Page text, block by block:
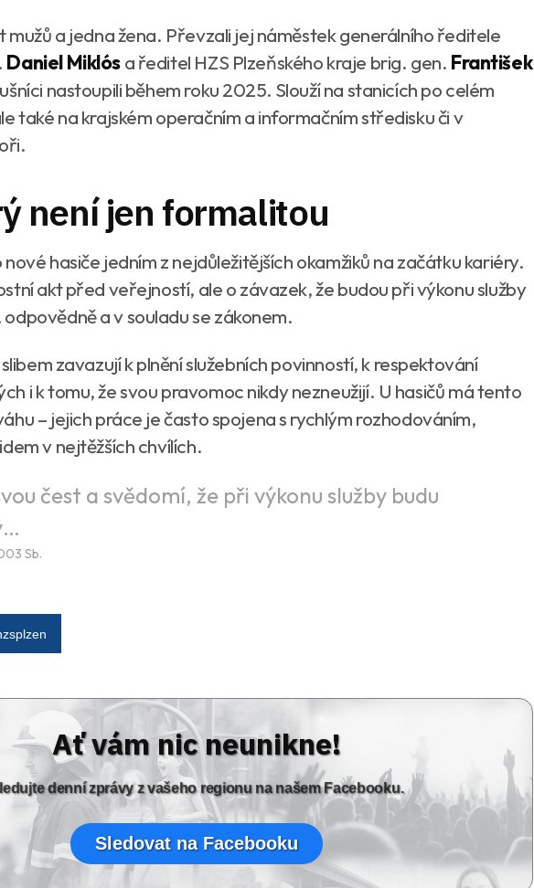
mužů a jedna žena. Převzali jej náměstek generálního ředitele
Daniel Miklósa ředitel HZS Plzeňského kraje brig. gen. František
nastoupili během roku 2025. Slouží na stanicích po celém
také na krajském operačním a informačním středisku či v
není jen formalitou
nové hasiče jedním z nejdůležitějších okamžiků na začátku kariéry.
akt před veřejností, ale o závazek, že budou při výkonu služby
a v souladu se zákonem.
zavazují k plnění služebních povinností, k respektování
i k tomu, že svou pravomoc nikdy nezneužijí. U hasičů má tento
– jejich práce je často spojena s rychlým rozhodováním,
v nejtěžších chvílích.
čest a svědomí, že při výkonu služby budu
Sb.
Ať vám nic neunikne!
denní zprávy z vašeho regionu na našem Facebooku.
Sledovat na Facebooku